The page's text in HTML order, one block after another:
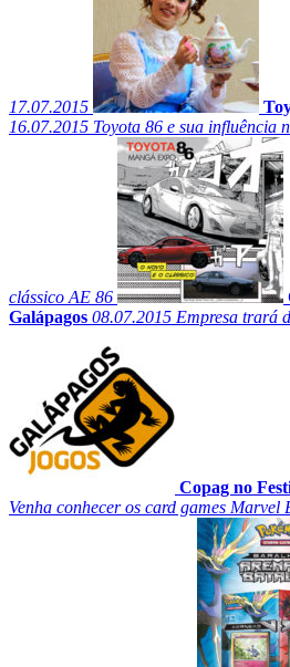
17.07.2015
16.07.2015 Toyota 86 e sua influência
clássico AE 86
Galápagos 08.07.2015 Empresa trará
Copag no
Venha conhecer os card games Marvel